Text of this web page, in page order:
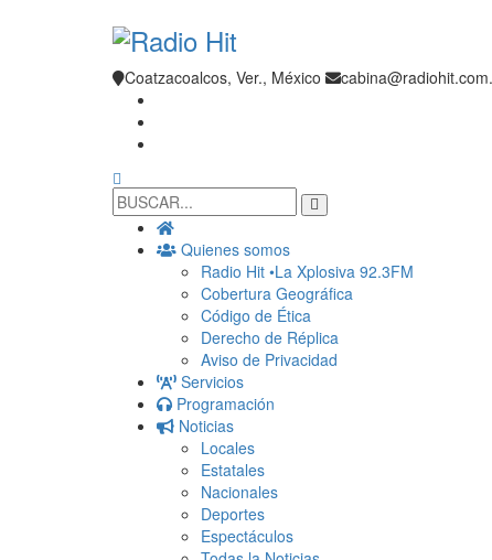
Coatzacoalcos, Ver., México
Quienes somos
Radio Hit •La Xplosiva 92.3FM
Cobertura Geográfica
Código de Ética
Derecho de Réplica
Aviso de Privacidad
Servicios
Programación
Noticias
Locales
Estatales
Nacionales
Deportes
Espectáculos